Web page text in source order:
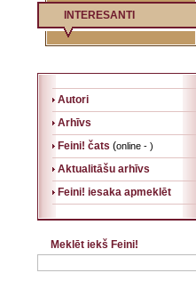
INTERESANTI
Autori
Arhīvs
Feini! čats (online - )
Aktualitāšu arhīvs
Feini! iesaka apmeklēt
Meklēt iekš Feini!